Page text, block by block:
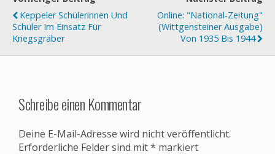
Keppeler Schülerinnen Und
Schüler Im Einsatz Für
Kriegsgräber
Online: "National-Zeitung"
(Wittgensteiner Ausgabe)
Von 1935 Bis 1944
Schreibe einen Kommentar
Deine E-Mail-Adresse wird nicht veröffentlicht.
Erforderliche Felder sind mit* markiert